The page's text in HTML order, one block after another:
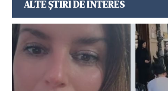
ALTE ȘTIRI DE INTERES